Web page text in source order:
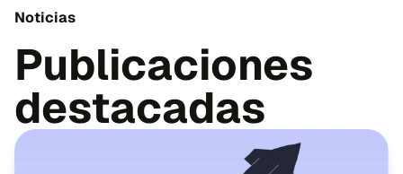
Noticias
Publicaciones
destacadas